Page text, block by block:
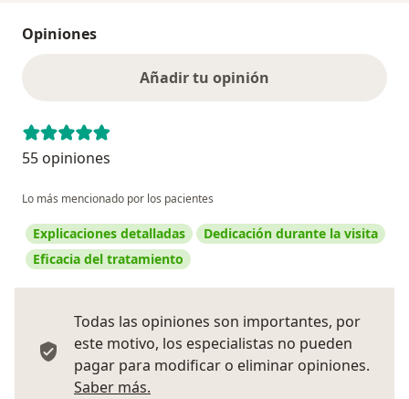
Opiniones
Añadir tu opinión
55 opiniones
Lo más mencionado por los pacientes
Explicaciones detalladas
Dedicación durante la visita
Eficacia del tratamiento
Todas las opiniones son importantes, por
este motivo, los especialistas no pueden
pagar para modificar o eliminar opiniones.
Saber más.